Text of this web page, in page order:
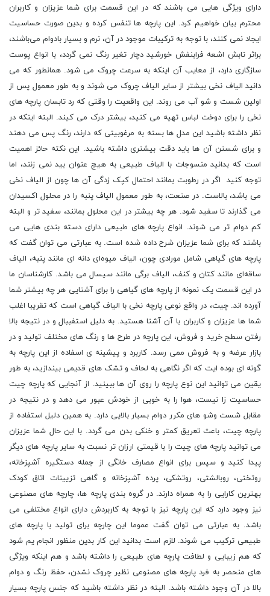
دارای ویژگی هایی می باشند که در این قسمت برای شما عزیزان و کاربران
محترم بیان خواهیم کرد. این پارچه ‌ها تنفس کرده و بدین صورت حساسیت
ایجاد نمی ‌کنند، با توجه به ترکیبات موجود در آن، نرم و بسیار بادوام می‌باشند،
براثر تابش اشعه فرابنفش خورشید دچار تغیر رنگ نمی گردد، با انواع پوست
سازگاری دارد، از معایب آن اینکه به سرعت چروک می شود. همانطور که می
دانید الیاف نخی بیشتر از سایر الیاف چروک می‌ شوند و به طور معمول پس از
اولین شست ‌و شو آب می‌ روند. این واقعیت را وقتی که رد تابسان پارچه های
نخی را برای دوخت لباس تهیه می کنید، بیشتر درک می کیند. البته اینکه در
نظر داشته باشید این مدل‌ ها بسته به مرغوبیتی که دارند، رنگ پس می ‌دهند
و برای شستن آن ‌ها باید دقت بیشتری داشته باشید. این نکته حائز اهمیت
است که بدانید منسوجات با الیاف طبیعی به ‌هیچ ‌عنوان بید نمی ‌زنند، اما
توجه کنید اگر در رطوبت بمانند احتمال کپک‌ زدگی آن‌ ها چون از الیاف نخی
می باشد، بالاست. در صنعت، به طور معمول الیاف پنبه را در محلول اکسیدان
می ‌گذارند تا سفید شود. هر چه بیشتر در این محلول بمانند، سفید تر و البته
کم ‌دوام ‌تر می‌ شوند. انواع پارچه های طبیعی دارای دسته بندی هایی می
باشند که برای شما عزیزان شرح داده شده است. به عبارتی می توان گفت که
پارچه های گیاهی شامل مورادی چون، الیاف میوه‌ای دانه ‌ای مانند پنبه، الیاف
ساقه‌ای مانند کتان و کنف، الیاف برگی مانند سیسال می باشد. کارشناسان ما
در این قسمت یک نمونه از پارچه های گیاهی را برای آشنایی هر چه بیشتر شما
آورده اند. چیت، در واقع نوعی پارچه نخی با الیاف گیاهی است که تقریبا اغلب
شما ها عزیزان و کاربران با آن آشنا هستید. به دلیل استفببال و در نتیجه بالا
رفتن سطح خرید و فروش، این پارچه در طرح ‌ها و رنگ‌ های مختلف تولید و در
بازار عرضه و به فروش ممی رسد. کاربرد و پیشینه ی اسفاده از این پارچه به
گونه ای بوده ایت که اگر نگاهی به لحاف و تشک‌ های قدیمی بیندازید، به طور
یقین می ‌توانید این نوع پارچه را روی آن ‌ها ببینید. از آنجایی که پارچه چیت
حساسیت ‌زا نیست، هوا را به ‌خوبی از خودش عبور می ‌دهد و در نتیجه در
مقابل شست وشو های مکرر دوام بسیار بالایی دارد. به همین دلیل استفاده از
پارچه چیت، باعث تعریق کمتر و خنکی بدن می ‌گردد. با این حال شما عزیزان
می توانید پارچه های چیت را با قیمتی ارزان تر نسبت به سایر پارچه های دیگر
پیدا کنید و سپس برای انواع مصارف خانگی از جمله دستگیره آشپزخانه،
روتختی، روبالشتی، روتشکی، پرده آشپزخانه و گاهی تزیینات اتاق کودک
بهترین کارایی را به همراه دارند. در گروه بندی پارچه ها، چارچه های مصنوعی
نیز وجود دارد که این پارچه نیز با توجه به کاربردش دارای انواع مختلفی می
باشد. به عبارتی می توان گفت عموما این چارچه برای تولید با پارچه های
طبیعی ترکیب می شوند. لازم است بدانید این کار بدین منظور انجام یم شود
که هم زیبایی و لطافت پارچه های طبیعی را داشته باشد و هم اینکه ویژگی
های منحصر به فرد پارچه های مصنوعی نظیر چروک نشدن، حفظ رنگ و دوام
بالا در آن وجود داشته باشد. البته در نظر داشته باشید که جنس پارچه بسیار